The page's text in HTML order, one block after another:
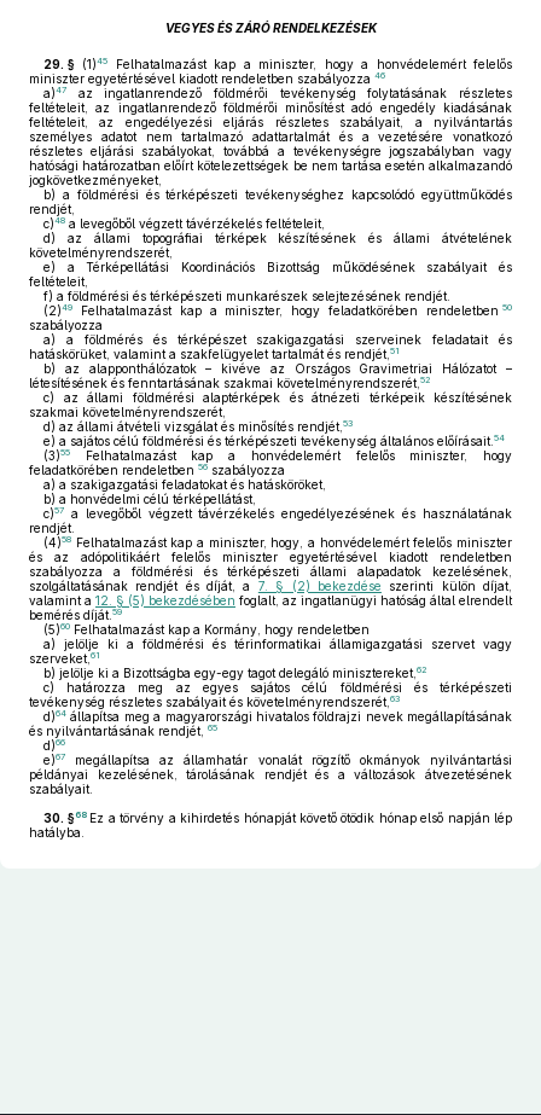
VEGYES ÉS ZÁRÓ RENDELKEZÉSEK
29. § (1)45
Felhatalmazást kap a miniszter, hogy a honvédelemért felelős
miniszter egyetértésével kiadott rendeletben szabályozza 46
a)47
az ingatlanrendező földmérői tevékenység folytatásának részletes
feltételeit, az ingatlanrendező földmérői minősítést adó engedély kiadásának
feltételeit, az engedélyezési eljárás részletes szabályait, a nyilvántartás
személyes adatot nem tartalmazó adattartalmát és a vezetésére vonatkozó
részletes eljárási szabályokat, továbbá a tevékenységre jogszabályban vagy
hatósági határozatban előírt kötelezettségek be nem tartása esetén alkalmazandó
jogkövetkezményeket,
b) a földmérési és térképészeti tevékenységhez kapcsolódó együttműködés
rendjét,
c)48 a levegőből végzett távérzékelés feltételeit,
d) az állami topográfiai térképek készítésének és állami átvételének
követelményrendszerét,
e) a Térképellátási Koordinációs Bizottság működésének szabályait és
feltételeit,
f) a földmérési és térképészeti munkarészek selejtezésének rendjét.
(2)49 Felhatalmazást kap a miniszter, hogy feladatkörében rendeletben 50
szabályozza
a) a földmérés és térképészet szakigazgatási szerveinek feladatait és
hatáskörüket, valamint a szakfelügyelet tartalmát és rendjét, 51
b) az alapponthálózatok – kivéve az Országos Gravimetriai Hálózatot –
létesítésének és fenntartásának szakmai követelményrendszerét, 52
c) az állami földmérési alaptérképek és átnézeti térképeik készítésének
szakmai követelményrendszerét,
d) az állami átvételi vizsgálat és minősítés rendjét, 53
e) a sajátos célú földmérési és térképészeti tevékenység általános előírásait. 54
(3)55
Felhatalmazást kap a honvédelemért felelős miniszter, hogy
feladatkörében rendeletben 56 szabályozza
a) a szakigazgatási feladatokat és hatásköröket,
b) a honvédelmi célú térképellátást,
c)57
a levegőből végzett távérzékelés engedélyezésének és használatának
rendjét.
(4)58 Felhatalmazást kap a miniszter, hogy, a honvédelemért felelős miniszter
és az adópolitikáért felelős miniszter egyetértésével kiadott rendeletben
szabályozza a földmérési és térképészeti állami alapadatok kezelésének,
szolgáltatásának rendjét és díját, a 7. § (2) bekezdése szerinti külön díjat,
valamint a 12. § (5) bekezdésében foglalt, az ingatlanügyi hatóság által elrendelt
bemérés díját. 59
(5)60 Felhatalmazást kap a Kormány, hogy rendeletben
a) jelölje ki a földmérési és térinformatikai államigazgatási szervet vagy
szerveket, 61
b) jelölje ki a Bizottságba egy-egy tagot delegáló minisztereket, 62
c) határozza meg az egyes sajátos célú földmérési és térképészeti
tevékenység részletes szabályait és követelményrendszerét, 63
d)64 állapítsa meg a magyarországi hivatalos földrajzi nevek megállapításának
és nyilvántartásának rendjét,
65
d)66
e)67
megállapítsa az államhatár vonalát rögzítő okmányok nyilvántartási
példányai kezelésének, tárolásának rendjét és a változások átvezetésének
szabályait.
30. §68 Ez a törvény a kihirdetés hónapját követő ötödik hónap első napján lép
hatályba.